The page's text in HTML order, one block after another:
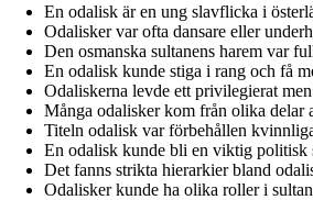
En odalisk är en ung slavflicka i
Odalisker var ofta dansare eller
Den osmanska sultanens harem var
En odalisk kunde stiga i rang och få
Odaliskerna levde ett privilegierat
Många odalisker kom från olika delar
Titeln odalisk var förbehållen
En odalisk kunde bli en viktig politisk
Det fanns strikta hierarkier bland
Odalisker kunde ha olika roller i